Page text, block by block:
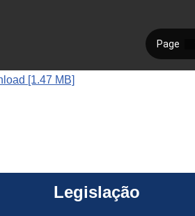
[1.47 MB]
Legislação